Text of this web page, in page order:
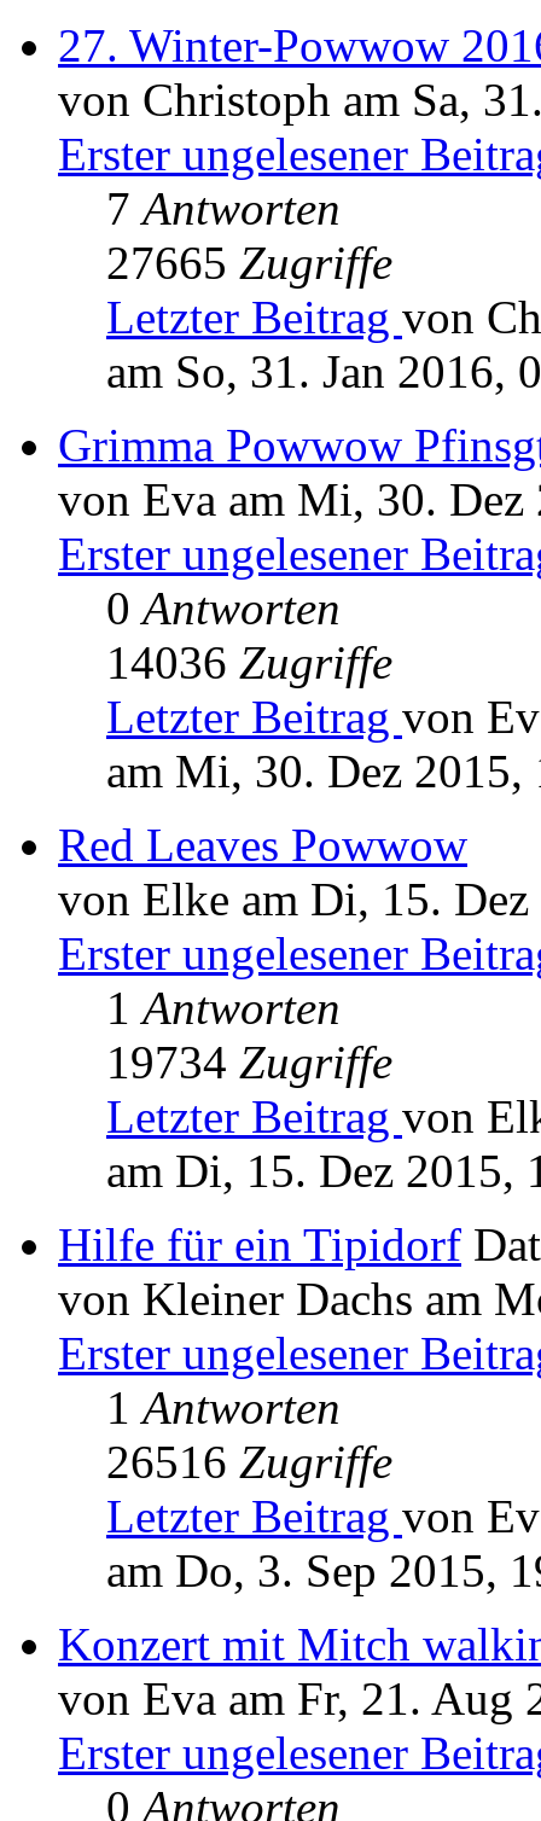
27. Winter-Powwow
von Christoph am Sa,
Erster ungelesener
7Antworten
27665 Zugriffe
Letzter Beitrag von
am So, 31. Jan 2016,
Grimma Powwow
von Eva am Mi, 30. Dez
Erster ungelesener
0Antworten
14036 Zugriffe
Letzter Beitrag von
am Mi, 30. Dez 2015,
Red Leaves Powwow
von Elke am Di, 15.
Erster ungelesener
1Antworten
19734 Zugriffe
Letzter Beitrag von
am Di, 15. Dez 2015,
Hilfe für ein Tipidorf
von Kleiner Dachs am
Erster ungelesener
1Antworten
26516 Zugriffe
Letzter Beitrag von
am Do, 3. Sep 2015,
Konzert mit Mitch
von Eva am Fr, 21. Aug
Erster ungelesener
0Antworten